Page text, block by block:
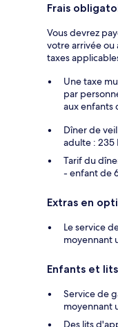
Frais
Vous devrez
votre arrivée ou
taxes
Une taxe
par
aux enfants
Dîner de
adulte : 235
Tarif du
- enfant de 6
Extras en
Le service
moyennant
Enfants et
Service de
moyennant
Des lits